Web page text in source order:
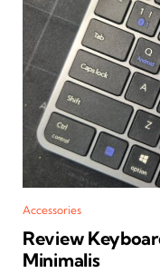
Accessories
Review
Minimalis